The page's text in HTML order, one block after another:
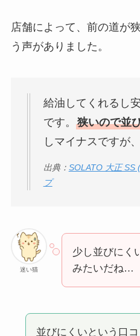
店舗によって、前の道が
う声がありました。
給油してくれるし
です。 狭いので並
しマイナスですが
出典： SOLATO 大正 SS
プ
迷い猫
少し並びにく
みたいだね…
並びにくいという口